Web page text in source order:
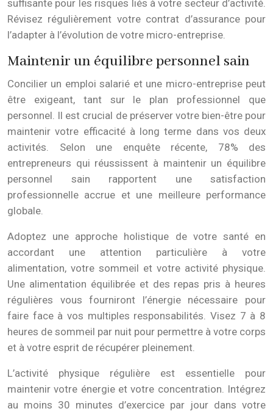
suffisante pour les risques liés à votre secteur d’activité.
Révisez régulièrement votre contrat d’assurance pour
l’adapter à l’évolution de votre micro-entreprise.
Maintenir un équilibre personnel sain
Concilier un emploi salarié et une micro-entreprise peut
être exigeant, tant sur le plan professionnel que
personnel. Il est crucial de préserver votre bien-être pour
maintenir votre efficacité à long terme dans vos deux
activités. Selon une enquête récente, 78% des
entrepreneurs qui réussissent à maintenir un équilibre
personnel sain rapportent une satisfaction
professionnelle accrue et une meilleure performance
globale.
Adoptez une approche holistique de votre santé en
accordant une attention particulière à votre
alimentation, votre sommeil et votre activité physique.
Une alimentation équilibrée et des repas pris à heures
régulières vous fourniront l’énergie nécessaire pour
faire face à vos multiples responsabilités. Visez 7 à 8
heures de sommeil par nuit pour permettre à votre corps
et à votre esprit de récupérer pleinement.
L’activité physique régulière est essentielle pour
maintenir votre énergie et votre concentration. Intégrez
au moins 30 minutes d’exercice par jour dans votre